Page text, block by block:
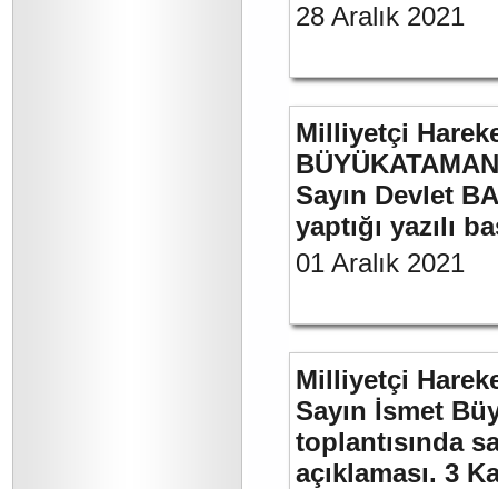
28 Aralık 2021
Milliyetçi
Sayın Devlet
yaptığı yazılı
01 Aralık 2021
Milliyetçi
Sayın İsmet
toplantısında
açıklaması. 3